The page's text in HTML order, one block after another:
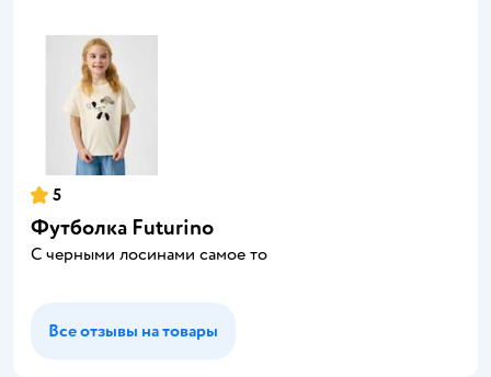
5
Футболка Futurino
С черными лосинами самое то
Все отзывы на товары